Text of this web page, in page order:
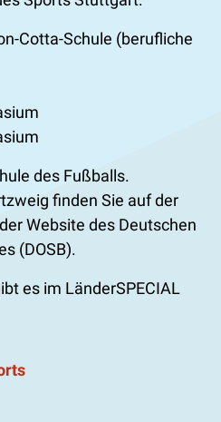
Cotta-Schule (berufliche
des Fußballs.
finden Sie auf der
Website des Deutschen
(DOSB).
es im LänderSPECIAL